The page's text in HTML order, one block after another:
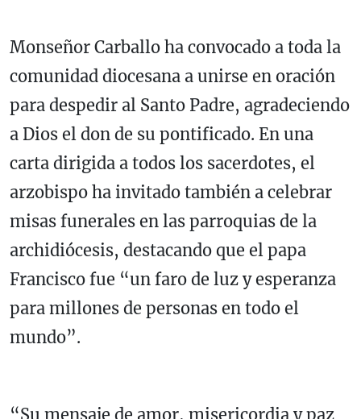
Monseñor Carballo ha convocado a toda la
comunidad diocesana a unirse en oración
para despedir al Santo Padre, agradeciendo
a Dios el don de su pontificado. En una
carta dirigida a todos los sacerdotes, el
arzobispo ha invitado también a celebrar
misas funerales en las parroquias de la
archidiócesis, destacando que el papa
Francisco fue “un faro de luz y esperanza
para millones de personas en todo el
mundo”.
“Su mensaje de amor, misericordia y paz